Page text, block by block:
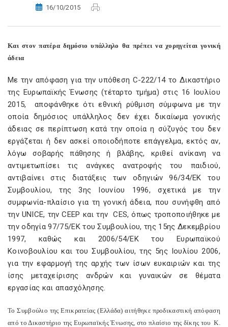
16/10/2015
Και στον πατέρα δημόσιο υπάλληλο θα πρέπει να χορηγείται γονική
άδεια
Με την απόφαση για την υπόθεση C-222/14 το Δικαστήριο
της Ευρωπαϊκής Ένωσης (τέταρτο τμήμα) στις 16 Ιουλίου
2015, αποφάνθηκε ότι εθνική ρύθμιση σύμφωνα με την
οποία δημόσιος υπάλληλος δεν έχει δικαίωμα γονικής
άδειας σε περίπτωση κατά την οποία η σύζυγός του δεν
εργάζεται ή δεν ασκεί οποιοδήποτε επάγγελμα, εκτός αν,
λόγω σοβαρής πάθησης ή βλάβης, κριθεί ανίκανη να
αντιμετωπίσει τις ανάγκες ανατροφής του παιδιού,
αντιβαίνει στις διατάξεις των οδηγιών 96/34/ΕΚ του
Συμβουλίου, της 3ης Ιουνίου 1996, σχετικά με την
συμφωνία-πλαίσιο για τη γονική άδεια, που συνήφθη από
την UNICE, την CEEP και την CES, όπως τροποποιήθηκε με
την οδηγία 97/75/ΕΚ του Συμβουλίου, της 15ης Δεκεμβρίου
1997, καθώς και 2006/54/ΕΚ του Ευρωπαϊκού
Κοινοβουλίου και του Συμβουλίου, της 5ης Ιουλίου 2006,
για την εφαρμογή της αρχής των ίσων ευκαιριών και της
ίσης μεταχείρισης ανδρών και γυναικών σε θέματα
εργασίας και απασχόλησης.
Το Συμβούλιο της Επικρατείας (Ελλάδα) αιτήθηκε προδικαστική απόφαση
από το Δικαστήριο της Ευρωπαϊκής Ένωσης, στο πλαίσιο της δίκης του Κ.